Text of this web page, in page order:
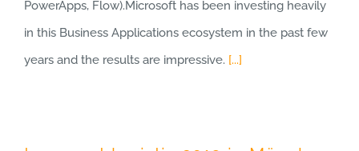
PowerApps, Flow).Microsoft has been investing heavily
in this Business Applications ecosystem in the past few
years and the results are impressive. [...]